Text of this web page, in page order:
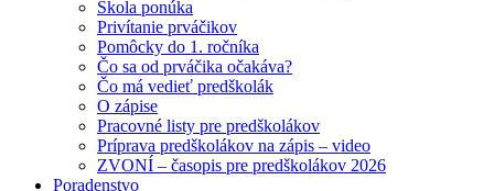
Škola ponúka
Privítanie prváčikov
Pomôcky do 1. ročníka
Čo sa od prváčika očakáva?
Čo má vedieť predškolák
O zápise
Pracovné listy pre predškolákov
Príprava predškolákov na zápis – video
ZVONÍ – časopis pre predškolákov 2026
Poradenstvo